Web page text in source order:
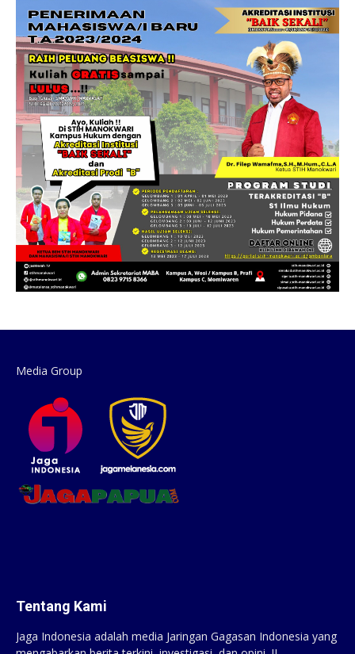
Media Group
Tentang Kami
Jaga Indonesia adalah media Jaringan Gagasan Indonesia yang